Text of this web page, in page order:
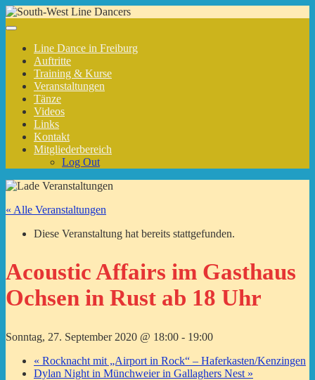
Line Dance in Freiburg
Auftritte
Training & Kurse
Veranstaltungen
Tänze
Videos
Links
Kontakt
Mitgliederbereich
Log Out
« Alle Veranstaltungen
Diese Veranstaltung hat bereits stattgefunden.
Acoustic Affairs im Gasthaus
Ochsen in Rust ab 18 Uhr
Sonntag, 27. September 2020 @ 18:00 - 19:00
« Rocknacht mit „Airport in Rock“ – Haferkasten/Kenzingen
Dylan Night in Münchweier in Gallaghers Nest »